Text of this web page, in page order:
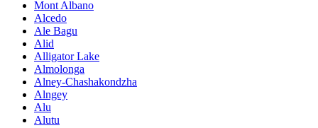
Mont Albano
Alcedo
Ale Bagu
Alid
Alligator Lake
Almolonga
Alney-Chashakondzha
Alngey
Alu
Alutu